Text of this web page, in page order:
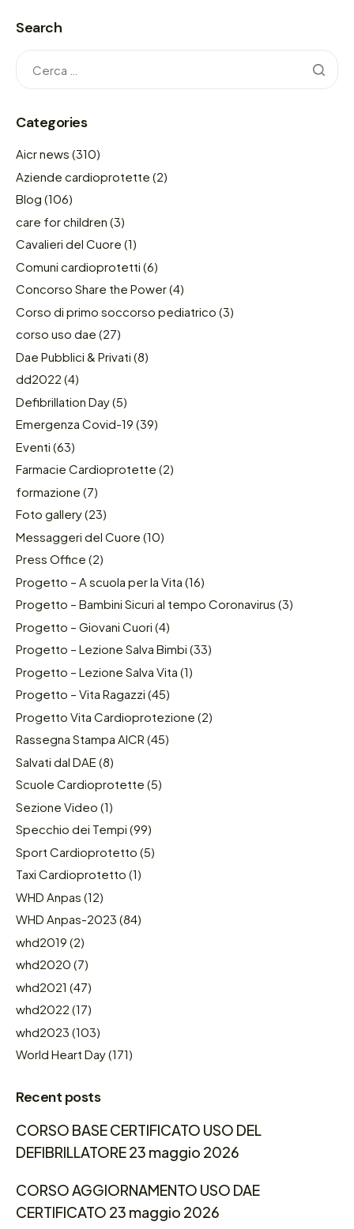
Search
Categories
Aicr news (310)
Aziende cardioprotette (2)
Blog (106)
care for children (3)
Cavalieri del Cuore (1)
Comuni cardioprotetti (6)
Concorso Share the Power(4)
Corso di primo soccorso pediatrico (3)
corso uso dae (27)
Dae Pubblici & Privati (8)
dd2022 (4)
Defibrillation Day(5)
Emergenza Covid-19 (39)
Eventi (63)
Farmacie Cardioprotette (2)
formazione (7)
Foto gallery(23)
Messaggeri del Cuore (10)
Press Office (2)
Progetto – A scuola per la Vita (16)
Progetto – Bambini Sicuri al tempo Coronavirus (3)
Progetto – Giovani Cuori (4)
Progetto – Lezione Salva Bimbi (33)
Progetto – Lezione Salva Vita (1)
Progetto – Vita Ragazzi (45)
Progetto Vita Cardioprotezione (2)
Rassegna Stampa AICR (45)
Salvati dal DAE (8)
Scuole Cardioprotette (5)
Sezione Video (1)
Specchio dei Tempi (99)
Sport Cardioprotetto (5)
Taxi Cardioprotetto (1)
WHD Anpas (12)
WHD Anpas-2023 (84)
whd2019 (2)
whd2020 (7)
whd2021 (47)
whd2022 (17)
whd2023 (103)
World Heart Day(171)
Recent posts
CORSO BASE CERTIFICATO USO DEL
DEFIBRILLATORE 23 maggio 2026
CORSO AGGIORNAMENTO USO DAE
CERTIFICATO 23 maggio 2026